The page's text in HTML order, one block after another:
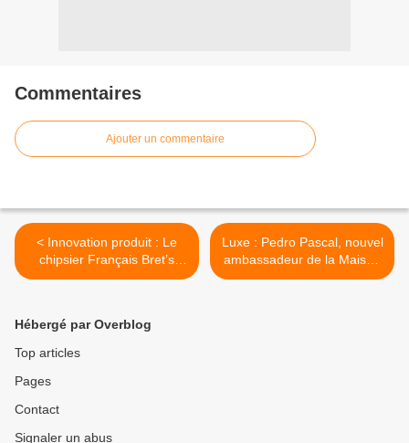
Commentaires
Ajouter un commentaire
< Innovation produit : Le
chipsier Français Bret’s
lance une nouvelle gamme
Luxe : Pedro Pascal, nouvel
ambassadeur de la Maison
Chanel >
Hébergé par Overblog
Top articles
Pages
Contact
Signaler un abus